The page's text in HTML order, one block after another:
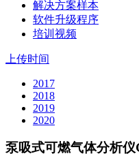
解决方案样本
软件升级程序
培训视频
上传时间
2017
2018
2019
2020
泵吸式可燃气体分析